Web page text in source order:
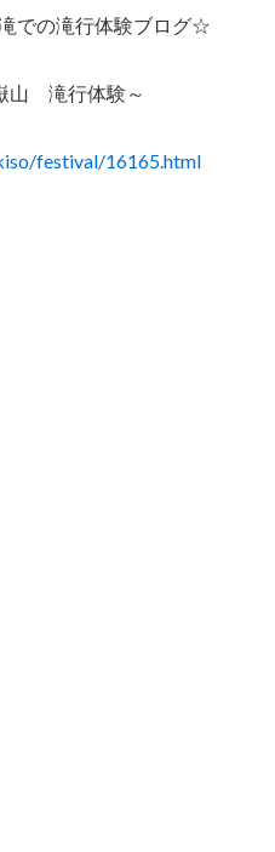
での滝行体験ブログ☆
山 滝行体験～
festival/16165.html